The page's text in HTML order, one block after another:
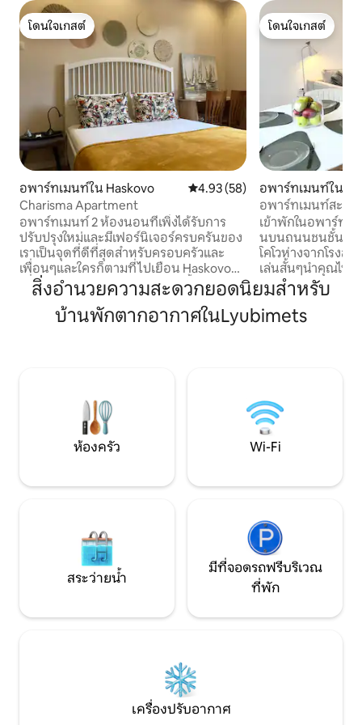
โดนใจเกสต์
โดนใจเกสต์
อพาร์ทเมนท์ใน Haskovo คะแนนเฉลี่ย 4.93 จาก 5, 58 รีวิว
4.93 (58)
Charisma Apartment
อพาร์ทเมนท์ 2 ห้องนอนที่เพิ่งได้รับการ
ปรับปรุงใหม่และมีเฟอร์นิเจอร์ครบครันของ
เราเป็นจุดที่ดีที่สุดสำหรับครอบครัวและ
เพื่อนๆและใครก็ตามที่ไปเยือน Haskovo
เพื่อธุรกิจหรือความเพลิดเพลิน ตั้งอยู่
ใจกลาง Haskovo – ติดกับพื้นที่คนเดิน
สามารถมองเห็นพระแม่มารี เดินไปยังร้าน
เปรสโซฟรีสำหรับผู้เข้าพักทุกคนมีเครื่อง
โดนใจเกสต์
โดนใจเกสต์
อพาร์ทเมนท์ใน
อพาร์ทเมนท์สะด
เมือง
เข้าพักในอพาร์ทเ
นบนถนนชนชั้นสูงที่
โคโวห่างจากโรงล
เล่นสั้นๆนำคุณไปยั
อันเป็นเอกลักษณ์
ที่สุดของ
เมนท์มีสไตล์ กว้า
อยู่!
สิ่งอำนวยความสะดวกยอดนิยมสำหรับ
บ้านพักตากอากาศในLyubimets
ห้องครัว Wi-Fi
สระว่ายน้ำ
มีที่จอดรถฟรีบริเวณ
ที่พัก
เครื่องปรับอากาศ